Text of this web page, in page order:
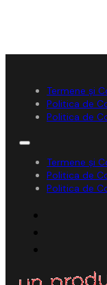
Termene și
Politica de
Politica de
Termene și
Politica de
Politica de